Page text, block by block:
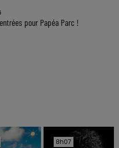
pour Papéa Parc !
8h07
8h07